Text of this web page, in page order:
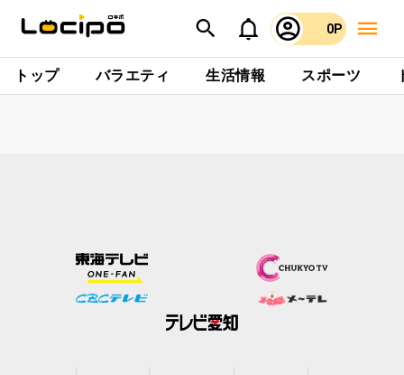
0P
トップ バラエティ 生活情報 スポーツ